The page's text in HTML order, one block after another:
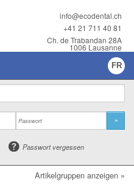
info@ecodental.ch
+41 21 711 40 81
Ch. de Trabandan 28A
1006 Lausanne
FR
»
Passwort vergessen
Artikelgruppen anzeigen »